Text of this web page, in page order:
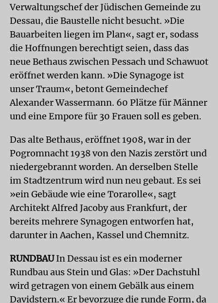
Verwaltungschef der Jüdischen Gemeinde zu
Dessau, die Baustelle nicht besucht. »Die
Bauarbei­ten liegen im Plan«, sagt er, sodass
die Hoffnungen berechtigt seien, dass das
neue Bethaus zwischen Pessach und Schawuot
eröffnet werden kann. »Die Synagoge ist
unser Traum«, betont Gemeindechef
Alexander Wassermann. 60 Plätze für Männer
und eine Empore für 30 Frauen soll es geben.
Das alte Bethaus, eröffnet 1908, war in der
Pogromnacht 1938 von den Nazis zerstört und
niedergebrannt worden. An derselben Stelle
im Stadtzentrum wird nun neu gebaut. Es sei
»ein Gebäude wie eine Torarolle«, sagt
Architekt Alfred Jacoby aus Frankfurt, der
bereits mehrere Synagogen entworfen hat,
darunter in Aachen, Kassel und Chemnitz.
RUNDBAUIn Dessau ist es ein moderner
Rundbau aus Stein und Glas: »Der Dachstuhl
wird getragen von einem Gebälk aus einem
Davidstern.« Er bevorzuge die runde Form, da